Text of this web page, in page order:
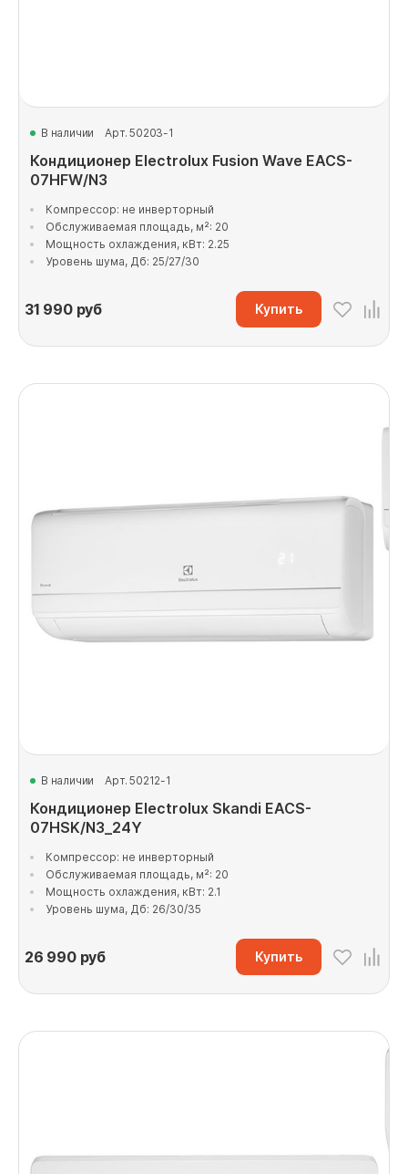
В наличии Арт. 50203-1
Кондиционер Electrolux Fusion Wave EACS-
07HFW/N3
Компрессор: не инверторный
Обслуживаемая площадь, м²: 20
Мощность охлаждения, кВт: 2.25
Уровень шума, Дб: 25/27/30
31 990руб Купить
В наличии Арт. 50212-1
Кондиционер Electrolux Skandi EACS-
07HSK/N3_24Y
Компрессор: не инверторный
Обслуживаемая площадь, м²: 20
Мощность охлаждения, кВт: 2.1
Уровень шума, Дб: 26/30/35
26 990руб Купить